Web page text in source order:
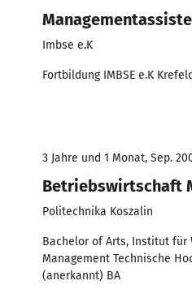
Imbse e.K
Fortbildung IMBSE e.K Krefeld
3 Jahre und 1 Monat, Sep.
Betriebswirtschaft
Politechnika Koszalin
Bachelor of Arts, Institut für
Management Technische
(anerkannt) BA